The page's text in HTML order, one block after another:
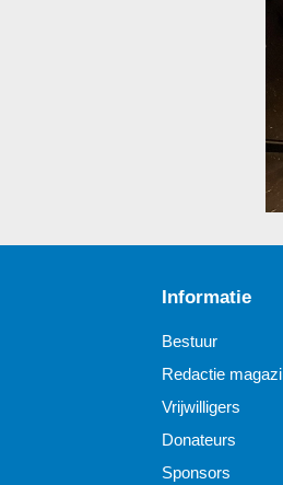
Informatie
Bestuur
Redactie
Vrijwilligers
Donateurs
Sponsors